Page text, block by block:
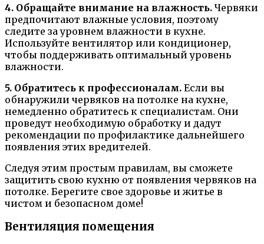
4. Обращайте внимание на влажность. Червяки
предпочитают влажные условия, поэтому
следите за уровнем влажности в кухне.
Используйте вентилятор или кондиционер,
чтобы поддерживать оптимальный уровень
влажности.
5. Обратитесь к профессионалам. Если вы
обнаружили червяков на потолке на кухне,
немедленно обратитесь к специалистам. Они
проведут необходимую обработку и дадут
рекомендации по профилактике дальнейшего
появления этих вредителей.
Следуя этим простым правилам, вы сможете
защитить свою кухню от появления червяков на
потолке. Берегите свое здоровье и житье в
чистом и безопасном доме!
Вентиляция помещения